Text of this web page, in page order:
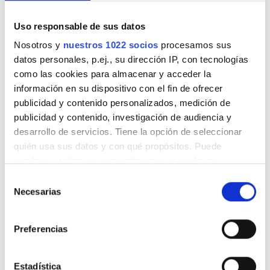
Uso responsable de sus datos
Nosotros y nuestros 1022 socios procesamos sus
datos personales, p.ej., su dirección IP, con tecnologías
como las cookies para almacenar y acceder la
información en su dispositivo con el fin de ofrecer
publicidad y contenido personalizados, medición de
publicidad y contenido, investigación de audiencia y
desarrollo de servicios. Tiene la opción de seleccionar
quién usa sus datos y con qué propósitos. Puede
el Menú de consentimiento.
Recopilar información sobre su ubicación
metros
Necesarias
Preferencias
Estadística
Sábado 07:00 - 18:00
Domingo Cerrado
Personal